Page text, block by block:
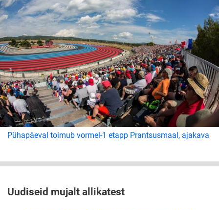
Pühapäeval toimub vormel-1 etapp Prantsusmaal, ajakava
Uudiseid mujalt allikatest